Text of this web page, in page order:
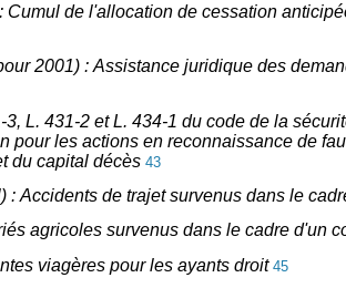
de l'allocation de cessation
2001) : Assistance juridique des
L. 431-2 et L. 434-1 du code de la
les actions en reconnaissance de
du capital décès 43
Accidents de trajet survenus dans le
agricoles survenus dans le cadre d'un
viagères pour les ayants droit 45